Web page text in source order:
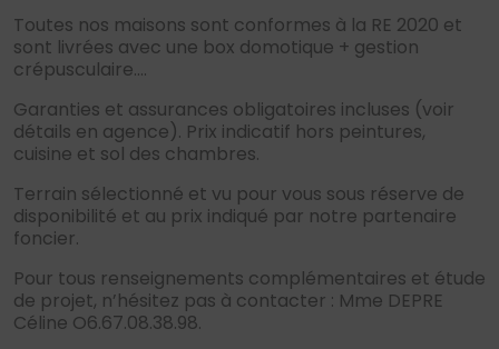
Toutes nos maisons sont conformes à la RE 2020 et
sont livrées avec une box domotique + gestion
crépusculaire….
Garanties et assurances obligatoires incluses (voir
détails en agence). Prix indicatif hors peintures,
cuisine et sol des chambres.
Terrain sélectionné et vu pour vous sous réserve de
disponibilité et au prix indiqué par notre partenaire
foncier.
Pour tous renseignements complémentaires et étude
de projet, n’hésitez pas à contacter : Mme DEPRE
Céline O6.67.08.38.98.